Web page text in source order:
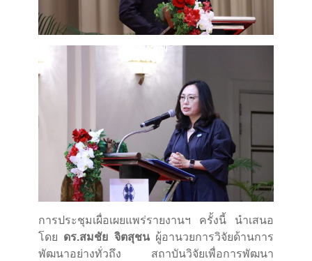
การประชุมเผื่อเผยแพร่รายงานฯ ครั้งนี้ นำเสนอ
โดย ดร.สมชัย จิตสุชนผู้อานวยการวิจัยด้านการ
พัฒนาอย่างทั่วถึง สถาบันวิจัยเพื่อการพัฒนา